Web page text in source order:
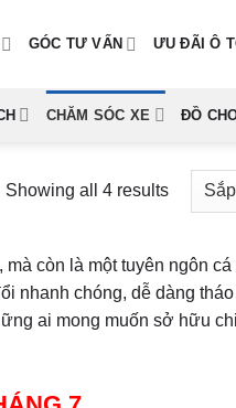
GÓC TƯ VẤN ƯU ĐÃI Ô
CHĂM SÓC XE ĐỒ
Showing all 4 results
còn là một tuyên ngôn
chóng, dễ dàng
ai mong muốn sở hữu